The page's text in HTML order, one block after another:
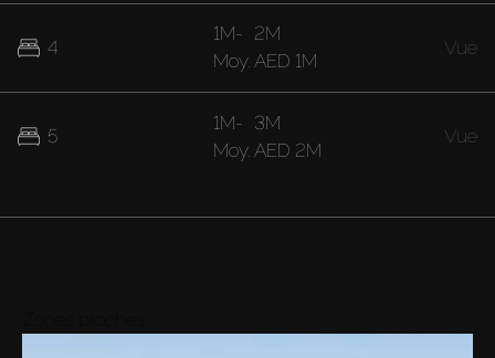
4
5
1M- 2M
Moy. AED 1M
Vue
1M- 3M
Moy. AED 2M
Vue